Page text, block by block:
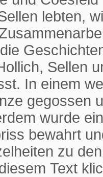
lebten,
Sellen
In einem
gegossen
wurde
bewahrt
zu
Text